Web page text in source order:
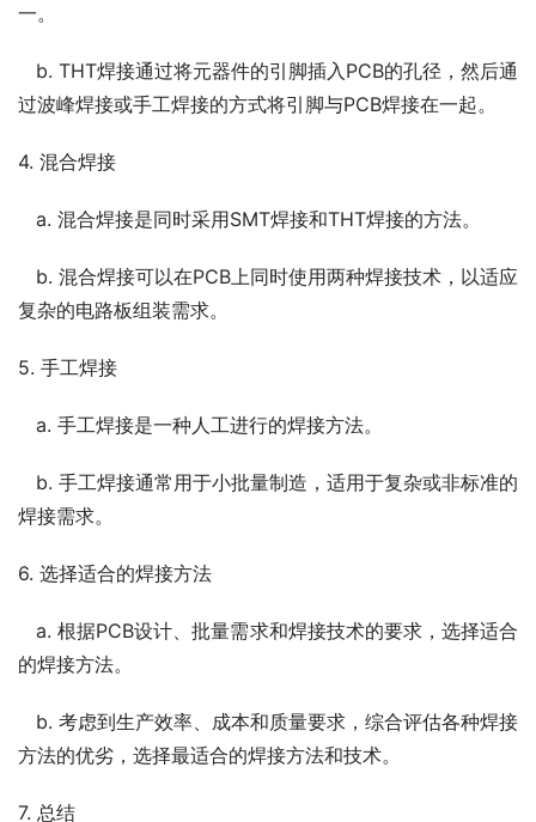
一。
过波峰焊接或手工焊接的方式将引脚与PCB焊接在一起。
4. 混合焊接
   a. 混合焊接是同时采用SMT焊接和THT焊接的方法。
复杂的电路板组装需求。
5. 手工焊接
   a. 手工焊接是一种人工进行的焊接方法。
焊接需求。
6. 选择适合的焊接方法
   a. 根据PCB设计、批量需求和焊接技术的要求，选择适合
的焊接方法。
方法的优劣，选择最适合的焊接方法和技术。
7. 总结